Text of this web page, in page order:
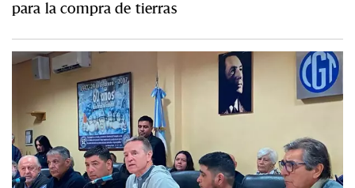
para la compra de tierras